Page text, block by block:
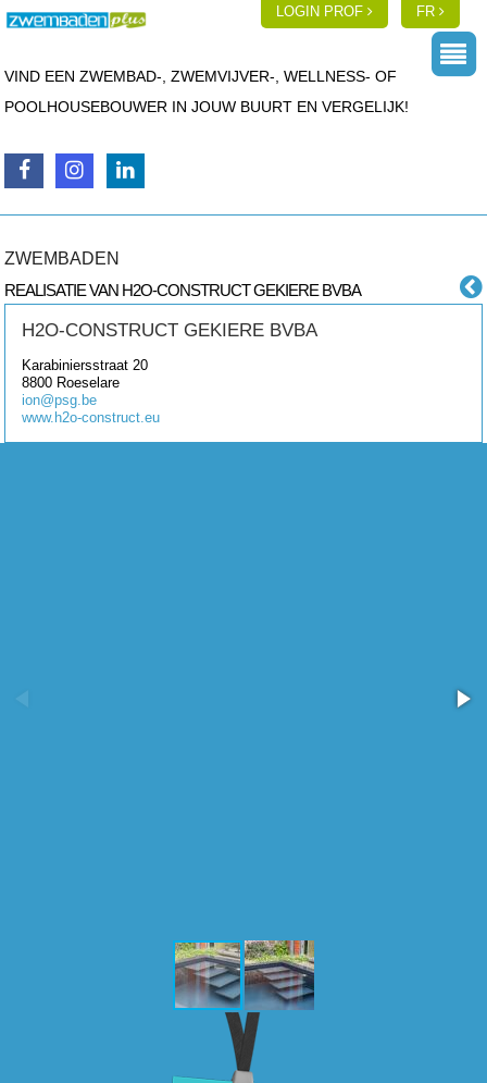
LOGIN PROF FR
VIND EEN ZWEMBAD-, ZWEMVIJVER-, WELLNESS- OF
POOLHOUSEBOUWER IN JOUW BUURT EN VERGELIJK!
ZWEMBADEN
REALISATIE VAN H2O-CONSTRUCT GEKIERE BVBA
H2O-CONSTRUCT GEKIERE BVBA
Karabiniersstraat 20
8800 Roeselare
ion@psg.be
www.h2o-construct.eu